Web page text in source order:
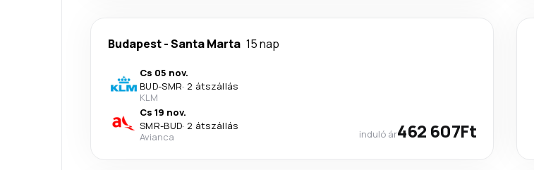
Budapest-Santa Marta 15 nap
Cs 05 nov.
BUD-SMR· 2 átszállás
KLM
Cs 19 nov.
SMR-BUD· 2 átszállás
Avianca
induló ár462 607Ft